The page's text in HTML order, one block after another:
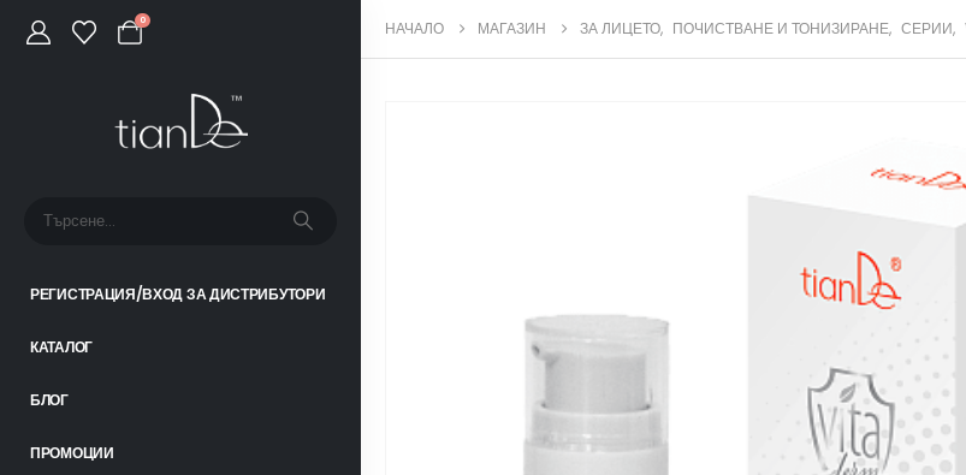
0
РЕГИСТРАЦИЯ/ВХОД ЗА ДИСТРИБУТОРИ
КАТАЛОГ
БЛОГ
ПРОМОЦИИ
НАЧАЛО МАГАЗИН ЗА ЛИЦЕТО, ПОЧИСТВАНЕ И ТОНИЗИРАНЕ, СЕРИИ,